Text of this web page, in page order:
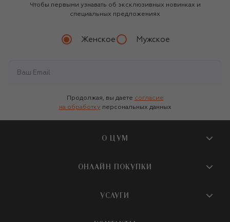
Чтобы первыми узнавать об эксклюзивных новинках и
специальных предложениях
Женское Мужское
Продолжая, вы даете согласие
на обработку персональных данных
О ЦУМ
О магазине
Бутики и ПВЗ ЦУМ
ОНЛАЙН ПОКУПКИ
УСЛУГИ